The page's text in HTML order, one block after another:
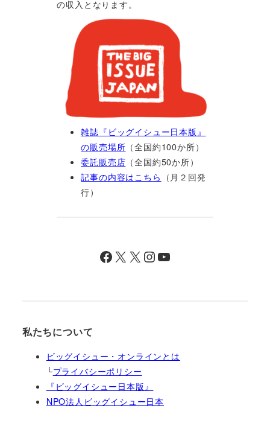
の収入となります。
雑誌『ビッグイシュー日本版』
の販売場所 （全国約100か所）
委託販売店 （全国約50か所）
記事の内容はこちら （月２回発
行）
Facebook X X InstagramYouTube
私たちについて
ビッグイシュー・オンラインとは
└プライバシーポリシー
『ビッグイシュー日本版』
NPO法人ビッグイシュー日本